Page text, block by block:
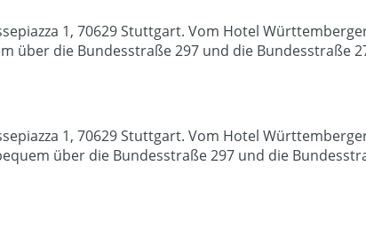
1, 70629 Stuttgart. Vom Hotel
über die Bundesstraße 297 und die Bundesstraße
1, 70629 Stuttgart. Vom Hotel
über die Bundesstraße 297 und die